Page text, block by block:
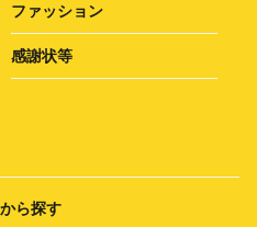
ファッション
感謝状等
ら探す